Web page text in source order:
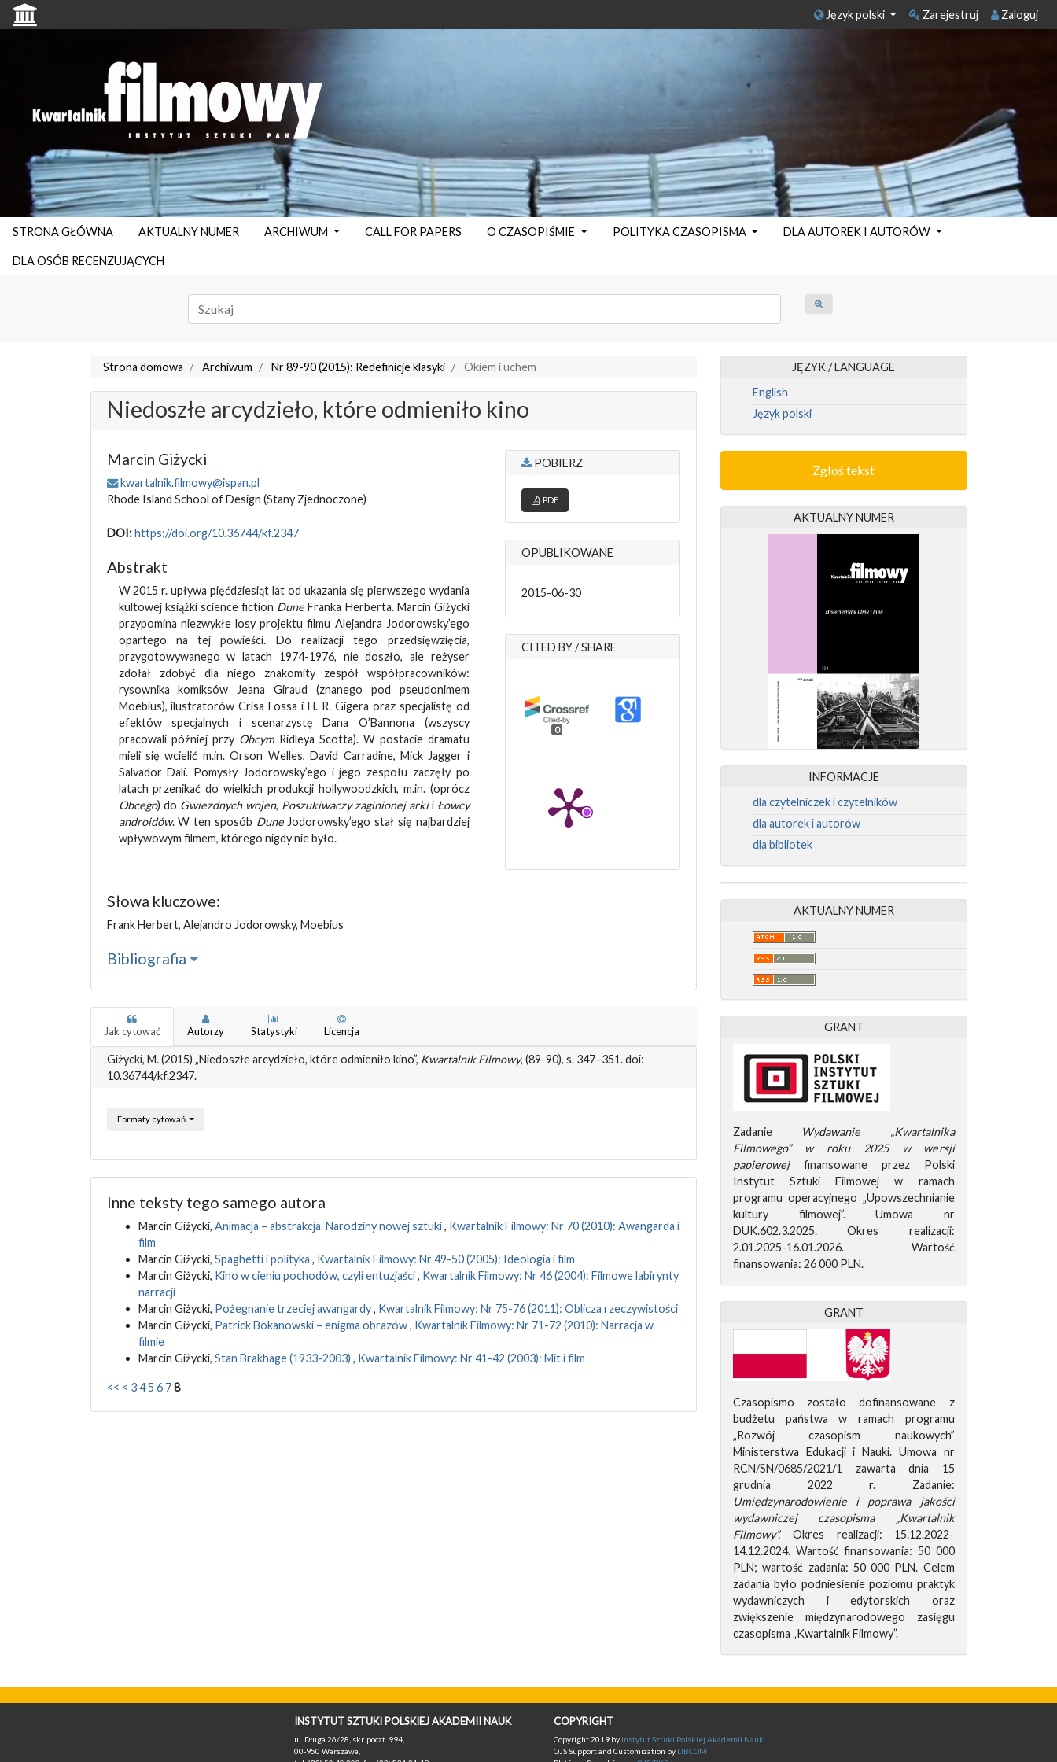
Język polski Zarejestruj Zaloguj
STRONA GŁÓWNA AKTUALNY NUMER ARCHIWUM CALL FOR PAPERS O CZASOPIŚMIE POLITYKA CZASOPISMA DLA AUTOREK I AUTORÓW
DLA OSÓB RECENZUJĄCYCH
Strona domowa Archiwum Nr 89-90 (2015): Redefinicje klasyki Okiem i uchem
Niedoszłe arcydzieło, które odmieniło kino
Marcin Giżycki
kwartalnik.filmowy@ispan.pl
Rhode Island School of Design (Stany Zjednoczone)
DOI:https://doi.org/10.36744/kf.2347
Abstrakt
W 2015 r. upływa pięćdziesiąt lat od ukazania się pierwszego wydania
kultowej książki science fiction Dune Franka Herberta. Marcin Giżycki
przypomina niezwykłe losy projektu filmu Alejandra Jodorowsky’ego
opartego na tej powieści. Do realizacji tego przedsięwzięcia,
przygotowywanego w latach 1974-1976, nie doszło, ale reżyser
zdołał zdobyć dla niego znakomity zespół współpracowników:
rysownika komiksów Jeana Giraud (znanego pod pseudonimem
Moebius), ilustratorów Crisa Fossa i H. R. Gigera oraz specjalistę od
efektów specjalnych i scenarzystę Dana O’Bannona (wszyscy
pracowali później przy ObcymRidleya Scotta). W postacie dramatu
mieli się wcielić m.in. Orson Welles, David Carradine, Mick Jagger i
Salvador Dalí. Pomysły Jodorowsky’ego i jego zespołu zaczęły po
latach przenikać do wielkich produkcji hollywoodzkich, m.in. (oprócz
Obcego) do Gwiezdnych wojen, Poszukiwaczy zaginionej arkii Łowcy
androidów. W ten sposób DuneJodorowsky’ego stał się najbardziej
wpływowym filmem, którego nigdy nie było.
Słowa kluczowe:
Frank Herbert, Alejandro Jodorowsky, Moebius
Bibliografia
POBIERZ
PDF
OPUBLIKOWANE
2015-06-30
CITED BY / SHARE
0
Jak cytować Autorzy Statystyki Licencja
Giżycki, M. (2015) „Niedoszłe arcydzieło, które odmieniło kino”, Kwartalnik Filmowy, (89-90), s. 347–351. doi:
10.36744/kf.2347.
Formaty cytowań
Inne teksty tego samego autora
Marcin Giżycki, Animacja – abstrakcja. Narodziny nowej sztuki, Kwartalnik Filmowy: Nr 70 (2010): Awangarda i
film
Marcin Giżycki, Spaghetti i polityka , Kwartalnik Filmowy: Nr 49-50 (2005): Ideologia i film
Marcin Giżycki, Kino w cieniu pochodów, czyli entuzjaści, Kwartalnik Filmowy: Nr 46 (2004): Filmowe labirynty
narracji
Marcin Giżycki, Pożegnanie trzeciej awangardy, Kwartalnik Filmowy: Nr 75-76 (2011): Oblicza rzeczywistości
Marcin Giżycki, Patrick Bokanowski – enigma obrazów, Kwartalnik Filmowy: Nr 71-72 (2010): Narracja w
filmie
Marcin Giżycki, Stan Brakhage (1933-2003) , Kwartalnik Filmowy: Nr 41-42 (2003): Mit i film
<< < 3 4 5 6 7 8
JĘZYK / LANGUAGE
English
Język polski
Zgłoś tekst
AKTUALNY NUMER
INFORMACJE
dla czytelniczek i czytelników
dla autorek i autorów
dla bibliotek
AKTUALNY NUMER
GRANT
Zadanie
Wydawanie „Kwartalnika
Filmowego” w roku 2025 w wersji
papierowejfinansowane przez Polski
Instytut Sztuki Filmowej w ramach
programu operacyjnego „Upowszechnianie
kultury filmowej”. Umowa nr
DUK.602.3.2025. Okres realizacji:
2.01.2025-16.01.2026. Wartość
finansowania: 26 000 PLN.
GRANT
Czasopismo zostało dofinansowane z
budżetu państwa w ramach programu
„Rozwój czasopism naukowych”
Ministerstwa Edukacji i Nauki. Umowa nr
RCN/SN/0685/2021/1 zawarta dnia 15
grudnia 2022 r. Zadanie:
Umiędzynarodowienie i poprawa jakości
wydawniczej czasopisma „Kwartalnik
Filmowy”.Okres realizacji: 15.12.2022-
14.12.2024. Wartość finansowania: 50 000
PLN; wartość zadania: 50 000 PLN. Celem
zadania było podniesienie poziomu praktyk
wydawniczych i edytorskich oraz
zwiększenie międzynarodowego zasięgu
czasopisma „Kwartalnik Filmowy”.
INSTYTUT SZTUKI POLSKIEJ AKADEMII NAUK
ul. Długa 26/28, skr. poczt. 994,
00-950 Warszawa,
COPYRIGHT
Copyright 2019 by Instytut Sztuki Polskiej Akademii Nauk
OJS Support and Customization by LIBCOM